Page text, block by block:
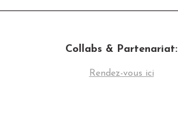
Collabs & Partenariat:
Rendez-vous ici